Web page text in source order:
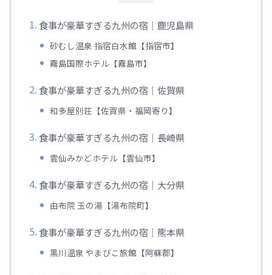
食事が豪華すぎる九州の宿｜鹿児島県
砂むし温泉 指宿白水館【指宿市】
霧島国際ホテル【霧島市】
食事が豪華すぎる九州の宿｜佐賀県
和多屋別荘【佐賀県・福岡寄り】
食事が豪華すぎる九州の宿｜長崎県
雲仙みかどホテル【雲仙市】
食事が豪華すぎる九州の宿｜大分県
由布院 玉の湯【湯布院町】
食事が豪華すぎる九州の宿｜熊本県
黒川温泉 やまびこ旅館【阿蘇郡】